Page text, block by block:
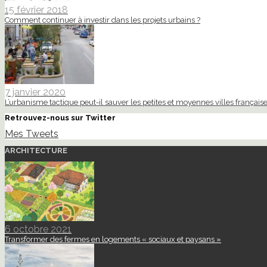
15 février 2018
Comment continuer à investir dans les projets urbains ?
7 janvier 2020
L’urbanisme tactique peut-il sauver les petites et moyennes villes
Retrouvez-nous sur Twitter
Mes Tweets
ARCHITECTURE
6 octobre 2021
Transformer des fermes en logements « sociaux et paysans »